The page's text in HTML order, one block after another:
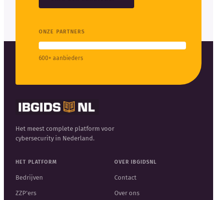
ONZE PARTNERS
600+ aanbieders
Het meest complete platform voor
cybersecurity in Nederland.
HET PLATFORM
Bedrijven
ZZP'ers
OVER IBGIDSNL
Contact
Over ons